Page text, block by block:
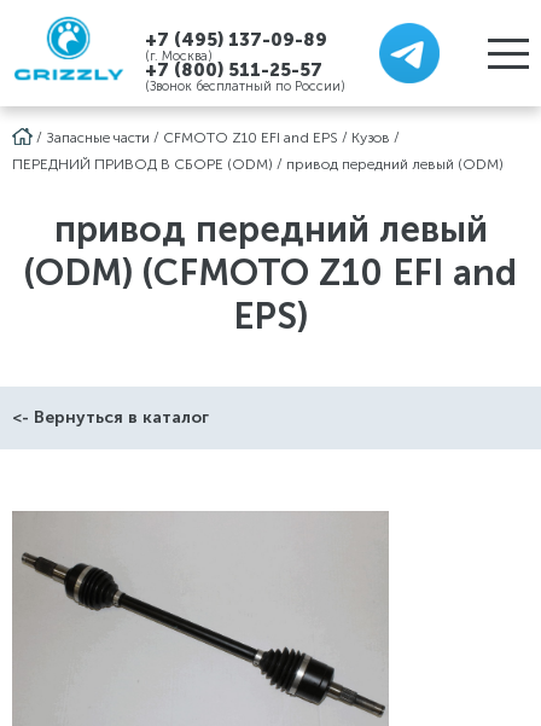
+7 (495) 137-09-89
(г. Москва)
+7 (800) 511-25-57
(Звонок бесплатный по России)
/ Запасные части / CFMOTO Z10 EFI and EPS / Кузов /
ПЕРЕДНИЙ ПРИВОД В СБОРЕ (ODM) / привод передний левый (ODM)
привод передний левый
(ODM) (CFMOTO Z10 EFI and
EPS)
<- Вернуться в каталог